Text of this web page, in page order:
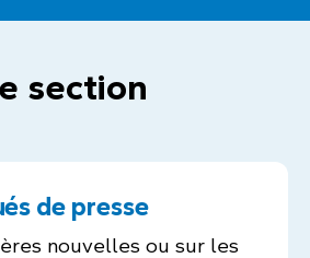
section
de presse
nouvelles ou sur les